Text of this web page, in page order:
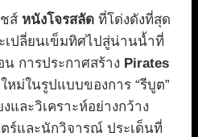
ส์ หนังโจรสลัด ที่โด่งดังที่สุด
เปลี่ยนเข็มทิศไปสู่น่านน้ำที่
การประกาศสร้าง Pirates
หม่ในรูปแบบของการ “รีบูต”
และวิเคราะห์อย่างกว้าง
ร์และนักวิจารณ์ ประเด็นที่